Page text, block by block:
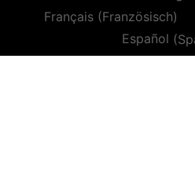
Français(Französisch)
Español (